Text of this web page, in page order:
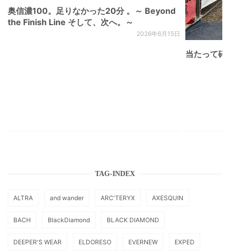
奥信濃100。足りなかった20分 。～ Beyond
the Finish Line そして、次へ。～
2026年6月15日
当たって砕
TAG-INDEX
ALTRA and wander ARC'TERYX AXESQUIN
BACH BlackDiamond BLACK DIAMOND
DEEPER'S WEAR ELDORESO EVERNEW EXPED